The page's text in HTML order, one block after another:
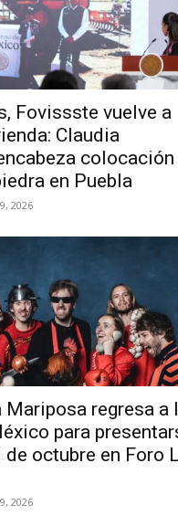
Fovissste vuelve a
Claudia
colocación
en Puebla
2026
Mariposa regresa a
para
octubre en Foro
2026